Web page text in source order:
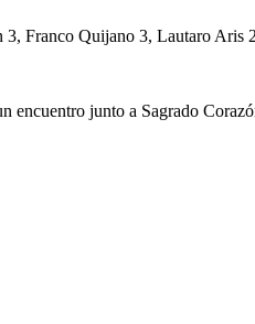
Franco Quijano 3, Lautaro
encuentro junto a Sagrado